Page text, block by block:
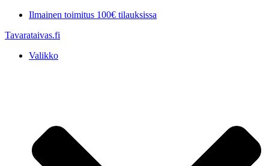
Mene
Ilmainen toimitus 100€ tilauksissa
Tavarataivas.fi
Valikko